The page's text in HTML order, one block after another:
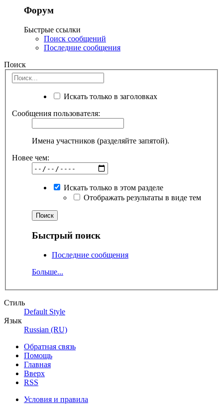
Форум
Быстрые ссылки
Поиск сообщений
Последние сообщения
Поиск
Искать только в заголовках
Сообщения пользователя:
Имена участников (разделяйте запятой).
Новее чем:
Искать только в этом разделе
Отображать результаты в виде тем
Быстрый поиск
Последние сообщения
Больше...
Стиль
Default Style
Язык
Russian (RU)
Обратная связь
Помощь
Главная
Вверх
RSS
Условия и правила